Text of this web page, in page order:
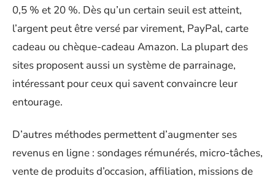
0,5 % et 20 %. Dès qu’un certain seuil est atteint,
l’argent peut être versé par virement, PayPal, carte
cadeau ou chèque-cadeau Amazon. La plupart des
sites proposent aussi un système de parrainage,
intéressant pour ceux qui savent convaincre leur
entourage.
D’autres méthodes permettent d’augmenter ses
revenus en ligne : sondages rémunérés, micro-tâches,
vente de produits d’occasion, affiliation, missions de